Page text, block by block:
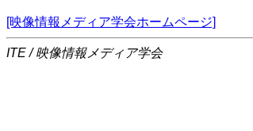
[映像情報メディア学会ホームページ]
ITE / 映像情報メディア学会